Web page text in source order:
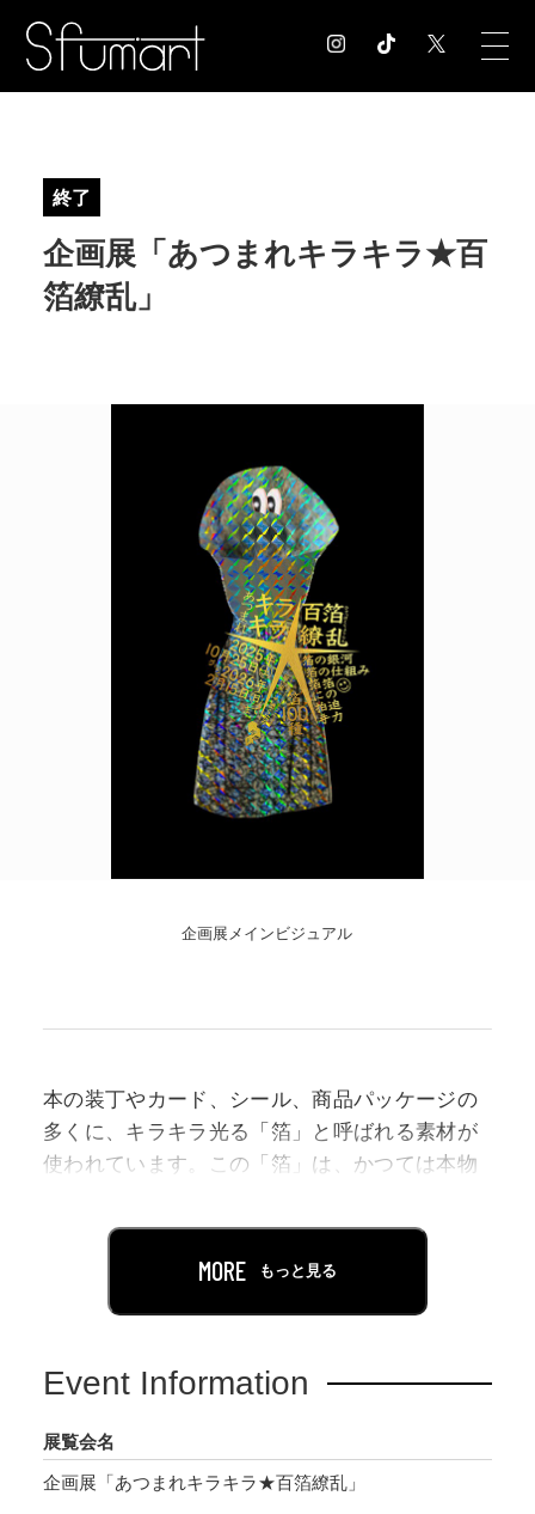
EXHIBITION 展覧会情報
MUSEUM
CONTACT
POLICY COMPANY
終了
企画展「あつまれキラキラ★百
箔繚乱」
企画展メインビジュアル
本の装丁やカード、シール、商品パッケージの
多くに、キラキラ光る「箔」と呼ばれる素材が
使われています。この「箔」は、かつては本物
ルミや顔料を用いた加工技術を活用して製造し
ており、より幅広い表現が可能となっていま
多様なバリエーションが展開され、それぞれ個
本企画展では、こうした多種多様な100種の箔を
MORE もっと見る
Event Information
展覧会名
企画展「あつまれキラキラ★百箔繚乱」